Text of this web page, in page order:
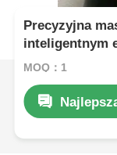
Precyzyjna
inteligentnym
MOQ：1